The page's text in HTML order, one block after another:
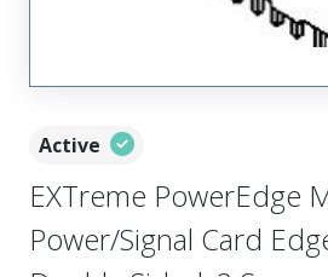
Active
EXTreme PowerEdge
Power/Signal Card